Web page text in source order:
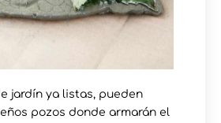
jardín ya listas, pueden
pozos donde armarán el